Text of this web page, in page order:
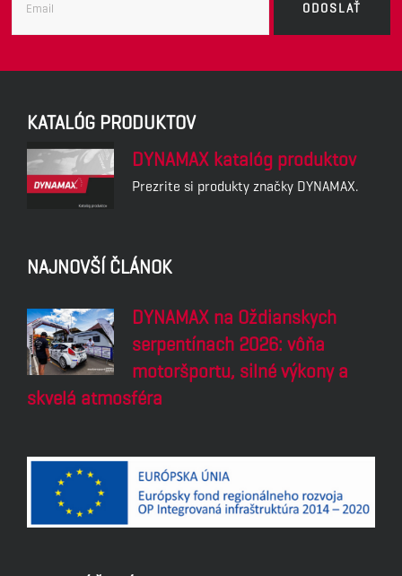
KATALÓG PRODUKTOV
DYNAMAX katalóg produktov
Prezrite si produkty značky DYNAMAX.
NAJNOVŠÍ ČLÁNOK
DYNAMAX na Oždianskych
serpentínach 2026: vôňa
motoršportu, silné výkony a
skvelá atmosféra